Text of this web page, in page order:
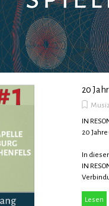
20
IN
20
In
IN
Lass
Lesen